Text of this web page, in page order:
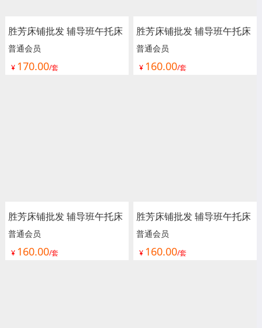
胜芳床铺批发 辅导班午托床
铁艺床 儿童拼接床 婴儿床
边加宽床护栏 可升降儿童床
普通会员
¥ 170.00/套
胜芳床铺批发 辅导班午托床
铁艺床 儿童拼接床 婴儿床
边加宽床护栏 可升降儿童床
普通会员
¥ 160.00/套
胜芳床铺批发 辅导班午托床
铁艺床 儿童拼接床 婴儿床
边加宽床护栏 可升降儿童床
普通会员
¥ 160.00/套
胜芳床铺批发 辅导班午托床
铁艺床 儿童拼接床 婴儿床
边加宽床护栏 可升降儿童床
普通会员
¥ 160.00/套